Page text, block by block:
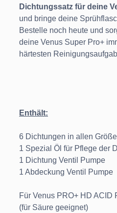
Dichtungssatz für deine
und bringe deine
Bestelle noch heute und
deine Venus Super Pro+
härtesten
Enthält:
6 Dichtungen in allen
1 Spezial Öl für Pflege der
1 Dichtung Ventil Pumpe
1 Abdeckung Ventil Pumpe
Für Venus PRO+ HD ACID
(für Säure geeignet)